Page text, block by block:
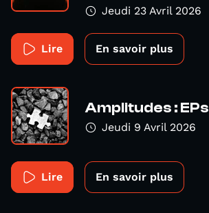
Jeudi 23 Avril 2026
Lire En savoir plus
Amplitudes : EPs
Jeudi 9 Avril 2026
Lire En savoir plus